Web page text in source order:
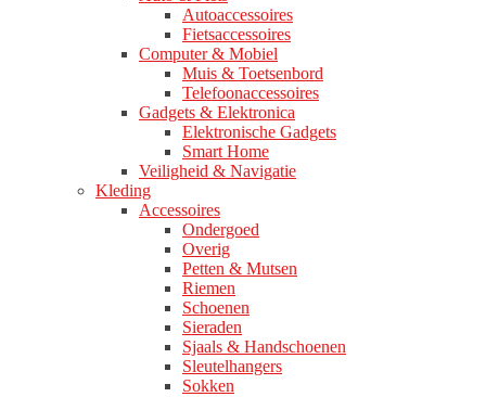
Autoaccessoires
Fietsaccessoires
Computer & Mobiel
Muis & Toetsenbord
Telefoonaccessoires
Gadgets & Elektronica
Elektronische Gadgets
Smart Home
Veiligheid & Navigatie
Kleding
Accessoires
Ondergoed
Overig
Petten & Mutsen
Riemen
Schoenen
Sieraden
Sjaals & Handschoenen
Sleutelhangers
Sokken